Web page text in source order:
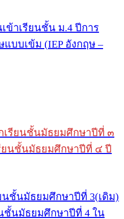
ข้าเรียนชั้น ม.4 ปีการ
แบบเข้ม (IEP อังกฤษ –
เรียนชั้นมัธยมศึกษาปีที่ ๓
ยนชั้นมัธยมศึกษาปีที่ ๔ ปี
นชั้นมัธยมศึกษาปีที่ 3(เดิม)
ชั้นมัธยมศึกษาปีที่ 4 ใน